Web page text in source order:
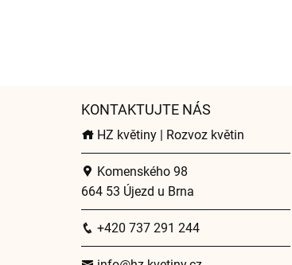
KONTAKTUJTE NÁS
HZ květiny | Rozvoz květin
Komenského 98
664 53 Újezd u Brna
+420 737 291 244